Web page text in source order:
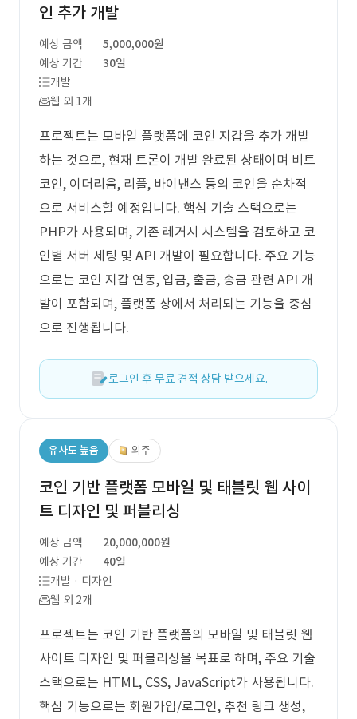
인 추가 개발
예상 금액
5,000,000원
예상 기간
30일
개발
웹 외 1개
프로젝트는 모바일 플랫폼에 코인 지갑을 추가 개발
하는 것으로, 현재 트론이 개발 완료된 상태이며 비트
코인, 이더리움, 리플, 바이낸스 등의 코인을 순차적
으로 서비스할 예정입니다. 핵심 기술 스택으로는
PHP가 사용되며, 기존 레거시 시스템을 검토하고 코
인별 서버 세팅 및 API 개발이 필요합니다. 주요 기능
으로는 코인 지갑 연동, 입금, 출금, 송금 관련 API 개
발이 포함되며, 플랫폼 상에서 처리되는 기능을 중심
으로 진행됩니다.
로그인 후 무료 견적 상담 받으세요.
유사도 높음 외주
코인 기반 플랫폼 모바일 및 태블릿 웹 사이
트 디자인 및 퍼블리싱
예상 금액
20,000,000원
예상 기간
40일
개발 · 디자인
웹 외 2개
프로젝트는 코인 기반 플랫폼의 모바일 및 태블릿 웹
사이트 디자인 및 퍼블리싱을 목표로 하며, 주요 기술
스택으로는 HTML, CSS, JavaScript가 사용됩니다.
핵심 기능으로는 회원가입/로그인, 추천 링크 생성,